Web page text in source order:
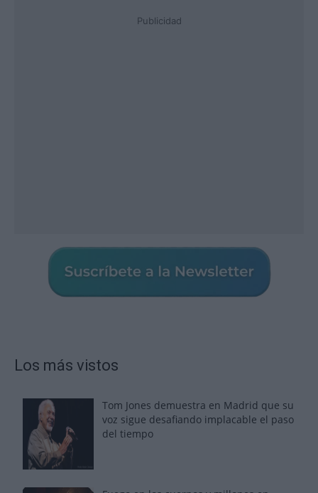
Publicidad
Los más vistos
Tom Jones demuestra en Madrid que su
voz sigue desafiando implacable el paso
del tiempo